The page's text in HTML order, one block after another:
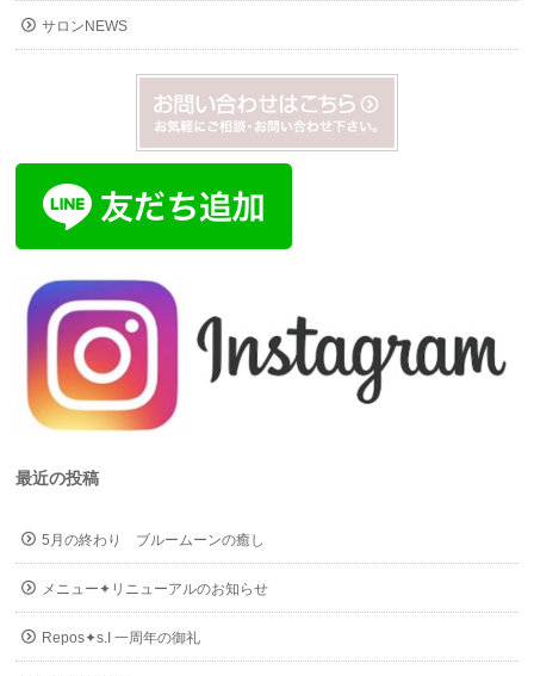
サロンNEWS
最近の投稿
5月の終わり ブルームーンの癒し
メニュー✦リニューアルのお知らせ
Repos✦s.I 一周年の御礼